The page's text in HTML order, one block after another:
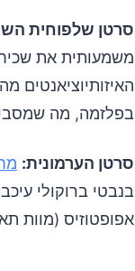
סרטן שלפוחית
משמעותית את
בפלזמה, מה
סרטן הערמונית:
בנבטי ברוקולי
אפופטוזיס (מוות